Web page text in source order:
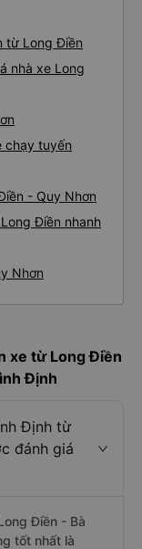
từ Long Điền
nhà xe Long
chạy tuyến
- Quy Nhơn
Điền nhanh
Nhơn
xe từ Long Điền
Định
Định từ
đánh giá
Điền - Bà
tốt nhất là